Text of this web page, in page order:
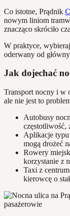
Co istotne, Prądnik
nowym liniom
znacząco skróciło
W praktyce,
oderwany od
Jak dojechać
Transport nocny i w
ale nie jest to
Autobusy
częstotliwość,
Aplikacje typu
mogą drożeć
Rowery
korzystanie z
Taxi z
kierowcę o